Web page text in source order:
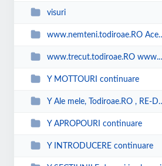
visuri
www.nemteni.todiroae.RO Acesta este al doilea subdomeniu. Link-ul se deschid...
www.trecut.todiroae.RO www.nemteni.todiroae.RO Acesta este primul, cronologi...
Y MOTTOURI continuare
Y Ale mele, Todiroae.RO , RE-DEMASCARI de PLANURI de la armate puci-oristi si...
Y APROPOURI continuare
Y INTRODUCERE continuare